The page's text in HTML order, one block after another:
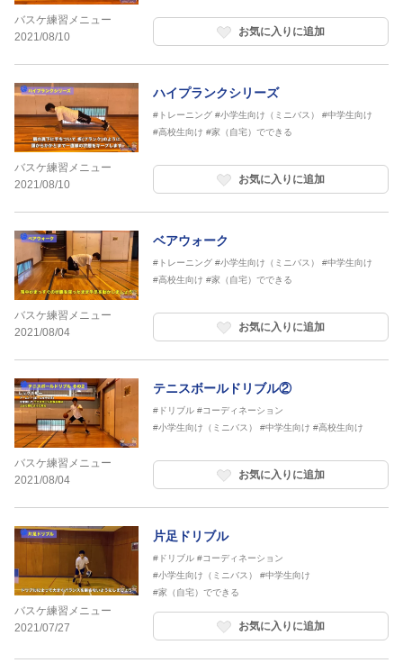
バスケ練習メニュー
2021/08/10
お気に入りに追加
バスケ練習メニュー
2021/08/10
ハイプランクシリーズ
#トレーニング #小学生向け（ミニバス）
#中学生向け
#高校生向け #家（自宅）でできる
お気に入りに追加
バスケ練習メニュー
2021/08/04
ベアウォーク
#トレーニング #小学生向け（ミニバス）
#中学生向け
#高校生向け #家（自宅）でできる
お気に入りに追加
バスケ練習メニュー
2021/08/04
テニスボールドリブル②
#ドリブル #コーディネーション
#小学生向け（ミニバス）
#中学生向け #高校生向け
お気に入りに追加
バスケ練習メニュー
2021/07/27
片足ドリブル
#ドリブル #コーディネーション
#小学生向け（ミニバス）
#中学生向け
#家（自宅）でできる
お気に入りに追加